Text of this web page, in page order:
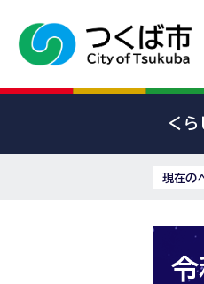
くら
現在の